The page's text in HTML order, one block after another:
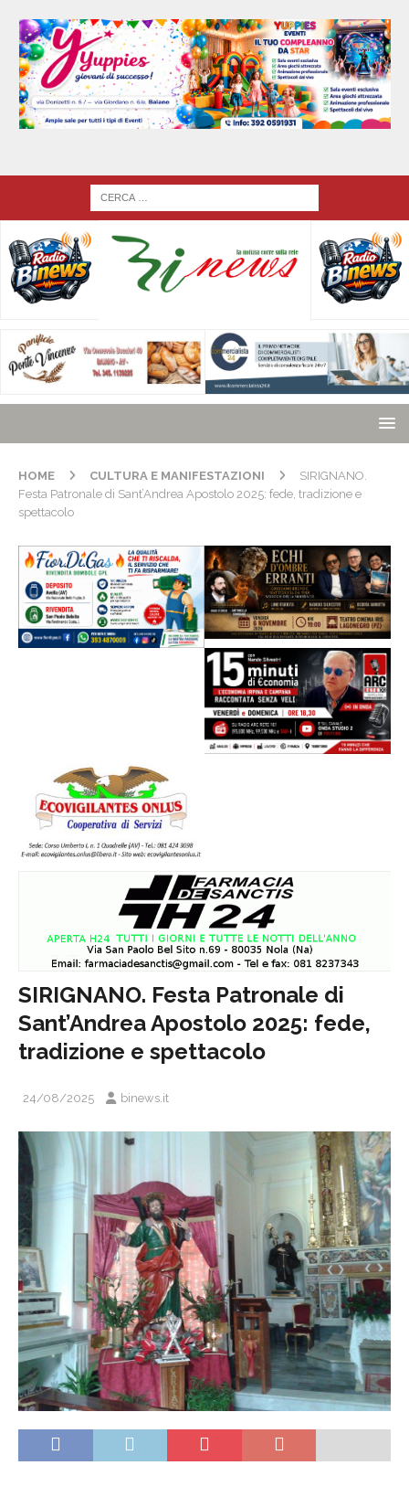
HOME CULTURA E MANIFESTAZIONI
SIRIGNANO.
Festa Patronale di Sant’Andrea Apostolo 2025: fede, tradizione e
spettacolo
SIRIGNANO. Festa Patronale di
Sant’Andrea Apostolo 2025: fede,
tradizione e spettacolo
24/08/2025 binews.it